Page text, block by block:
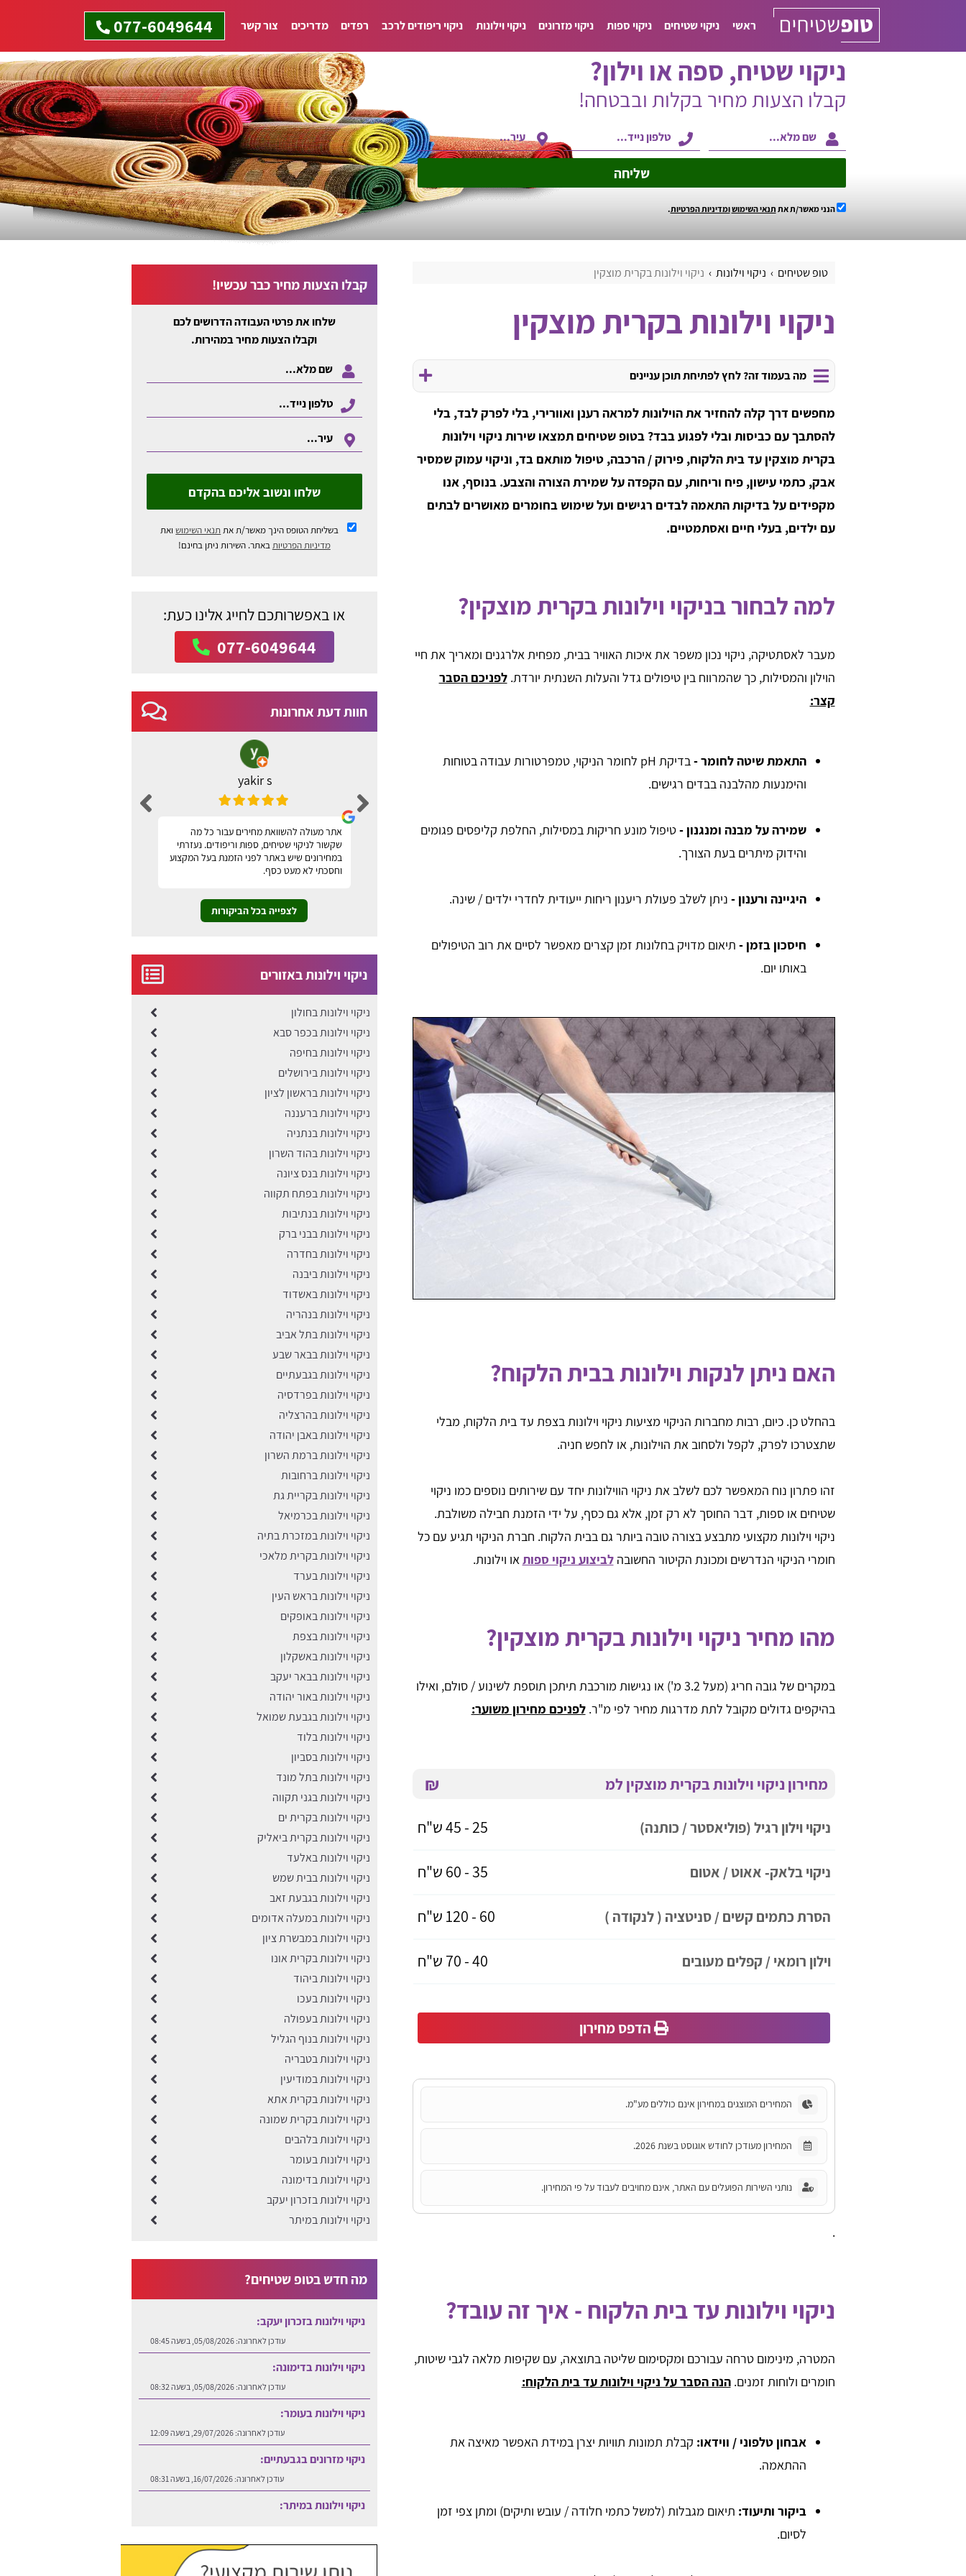
ראשי ניקוי שטיחים ניקוי ספות ניקוי מזרונים ניקוי וילונות ניקוי ריפודים לרכב רפדים מדריכים צור קשר 077-6049644
ניקוי שטיח, ספה או וילון?
קבלו הצעות מחיר בקלות ובבטחה!
שליחה
הנני מאשר/ת את תנאי השימושומדיניות הפרטיות.
טופ שטיחים ניקוי וילונות ניקוי וילונות בקרית מוצקין
ניקוי וילונות בקרית מוצקין
מה בעמוד זה? לחץ לפתיחת תוכן עניינים
מחפשים דרך קלה להחזיר את הוילונות למראה רענן ואוורירי, בלי לפרק לבד, בלי
להסתבך עם כביסות ובלי לפגוע בבד? בטופ שטיחים תמצאו שירות ניקוי וילונות
בקרית מוצקין עד בית הלקוח, פירוק / הרכבה, טיפול מותאם בד, וניקוי עמוק שמסיר
אבק, כתמי עישון, פיח וריחות, עם הקפדה על שמירת הצורה והצבע. בנוסף, אנו
מקפידים על בדיקות התאמה לבדים רגישים ועל שימוש בחומרים מאושרים לבתים
עם ילדים, בעלי חיים ואסתמטיים.
למה לבחור בניקוי וילונות בקרית מוצקין?
מעבר לאסתטיקה, ניקוי נכון משפר את איכות האוויר בבית, מפחית אלרגנים ומאריך את חיי
הוילון והמסילות, כך שהמרווח בין טיפולים גדל והעלות השנתית יורדת.לפניכם הסבר
קצר:
התאמת שיטה לחומר -
בדיקת pH לחומר הניקוי, טמפרטורות עבודה בטוחות
והימנעות מהלבנה בבדים רגישים.
שמירה על מבנה ומנגנון -טיפול מונע חריקות במסילות, החלפת קליפסים פגומים
והידוק מיתרים בעת הצורך.
היגיינה ורענון - ניתן לשלב פעולת ריענון ריחות ייעודית לחדרי ילדים / שינה.
חיסכון בזמן - תיאום מדויק בחלונות זמן קצרים מאפשר לסיים את רוב הטיפולים
באותו יום.
האם ניתן לנקות וילונות בבית הלקוח?
בהחלט כן. כיום, רבות מחברות הניקוי מציעות ניקוי וילונות בצפת עד בית הלקוח, מבלי
שתצטרכו לפרק, לקפל ולסחוב את הוילונות, או לחפש חניה.
זהו פתרון נוח המאפשר לכם לשלב את ניקוי הווילונות יחד עם שירותים נוספים כמו ניקוי
שטיחים או ספות, דבר החוסך לא רק זמן, אלא גם כסף, על ידי הזמנת חבילה משולבת.
ניקוי וילונות מקצועי מתבצע בצורה טובה ביותר גם בבית הלקוח. חברת הניקוי תגיע עם כל
חומרי הניקוי הנדרשים ומכונת הקיטור החשובהלביצוע ניקוי ספות או וילונות.
מהו מחיר ניקוי וילונות בקרית מוצקין?
במקרים של גובה חריג (מעל 3.2 מ') או נגישות מורכבת תיתכן תוספת לשינוע / סולם, ואילו
בהיקפים גדולים מקובל לתת מדרגות מחיר לפי מ"ר.לפניכם מחירון משוער:
₪ מחירון ניקוי וילונות בקרית מוצקין למ
ניקוי וילון רגיל (פוליאסטר / כותנה) 25 - 45 ש"ח
ניקוי בלאק‑ אאוט / אטום 35 - 60 ש"ח
הסרת כתמים קשים / סניטציה ( לנקודה ) 60 - 120 ש"ח
וילון רומאי / קפלים מעובים 40 - 70 ש"ח
הדפס מחירון
המחירים המוצגים במחירון אינם כוללים מע"מ.
המחירון מעודכן לחודש אוגוסט בשנת 2026.
נותני השירות הפועלים עם האתר, אינם מחויבים לעבוד על פי המחירון.
.
ניקוי וילונות עד בית הלקוח - איך זה עובד?
המטרה, מינימום טרחה עבורכם ומקסימום שליטה בתוצאה, עם שקיפות מלאה לגבי שיטות,
חומרים ולוחות זמנים.הנה הסבר על ניקוי וילונות עד בית הלקוח:
אבחון טלפוני / ווידאו: קבלת תמונות תוויות יצרן במידת האפשר מאיצה את
ההתאמה.
ביקור ותיעוד: תיאום מגבלות (למשל כתמי חלודה / עובש ותיקים) ומתן צפי זמן
לסיום.
קבלו הצעות מחיר כבר עכשיו!
שלחו את פרטי העבודה הדרושים לכם
וקבלו הצעות מחיר במהירות.
שלחו ונשוב אליכם בהקדם
בשליחת הטופס הינך מאשר/ת את תנאי השימושואת
מדיניות הפרטיותבאתר. השירות ניתן בחינם!
או באפשרותכם לחייג אלינו כעת:
077-6049644
חוות דעת אחרונות
yakir s
אתר מעולה להשוואת מחירים עבור כל מה
שקשור לניקוי שטיחים, ספות וריפודים. נעזרתי
במחירונים שיש באתר לפני הזמנת בעל המקצוע
וחסכתי לא מעט כסף.
הייתי זקוק לניקוי של שטיחים במשרד ומצאתי
Elad Ben Moshe
השתמשתי בשירות השוואת המחירים של טופ
שהתאים לי - אני רוצה להודות לכם, תודה רבה
לצפייה בכל הביקורות
ניקוי וילונות באזורים
ניקוי וילונות בחולון
ניקוי וילונות בכפר סבא
ניקוי וילונות בחיפה
ניקוי וילונות בירושלים
ניקוי וילונות בראשון לציון
ניקוי וילונות ברעננה
ניקוי וילונות בנתניה
ניקוי וילונות בהוד השרון
ניקוי וילונות בנס ציונה
ניקוי וילונות בפתח תקווה
ניקוי וילונות בנתיבות
ניקוי וילונות בבני ברק
ניקוי וילונות בחדרה
ניקוי וילונות ביבנה
ניקוי וילונות באשדוד
ניקוי וילונות בנהריה
ניקוי וילונות בתל אביב
ניקוי וילונות בבאר שבע
ֱניקוי וילונות בגבעתיים
ניקוי וילונות בפרדסיה
ניקוי וילונות בהרצליה
ניקוי וילונות באבן יהודה
ניקוי וילונות ברמת השרון
ניקוי וילונות ברחובות
ניקוי וילונות בקריית גת
ניקוי וילונות בכרמיאל
ניקוי וילונות במזכרת בתיה
ניקוי וילונות בקרית מלאכי
ניקוי וילונות בערד
ניקוי וילונות בראש העין
ניקוי וילונות באופקים
ניקוי וילונות בצפת
ניקוי וילונות באשקלון
ניקוי וילונות בבאר יעקב
ניקוי וילונות באור יהודה
ניקוי וילונות בגבעת שמואל
ניקוי וילונות בלוד
ניקוי וילונות בסביון
ניקוי וילונות בתל מונד
ניקוי וילונות בגני תקווה
ניקוי וילונות בקרית ים
ניקוי וילונות בקרית ביאליק
ניקוי וילונות באלעד
ניקוי וילונות בבית שמש
ניקוי וילונות בגבעת זאב
ניקוי וילונות במעלה אדומים
ניקוי וילונות במבשרת ציון
ניקוי וילונות בקרית אונו
ניקוי וילונות ביהוד
ניקוי וילונות בעכו
ניקוי וילונות בעפולה
ניקוי וילונות בנוף הגליל
ניקוי וילונות בטבריה
ניקוי וילונות במודיעין
ניקוי וילונות בקרית אתא
ניקוי וילונות בקרית שמונה
ניקוי וילונות בלהבים
ניקוי וילונות בעומר
ניקוי וילונות בדימונה
ניקוי וילונות בזכרון יעקב
ניקוי וילונות במיתר
מה חדש בטופ שטיחים?
ניקוי וילונות בזכרון יעקב:
עודכן לאחרונה:05/08/2026, בשעה 08:45
ניקוי וילונות בדימונה:
עודכן לאחרונה:05/08/2026, בשעה 08:32
ניקוי וילונות בעומר:
עודכן לאחרונה:29/07/2026, בשעה 12:09
ניקוי מזרונים בגבעתיים:
עודכן לאחרונה:16/07/2026, בשעה 08:31
ניקוי וילונות במיתר: